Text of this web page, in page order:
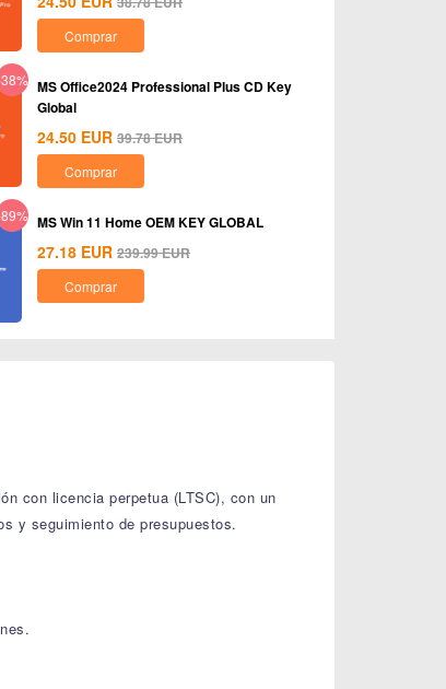
Comprar
MS Office2024 Professional Plus CD Key
Global
24.50 EUR 39.78EUR
Comprar
MS Win 11 Home OEM KEY GLOBAL
27.18 EUR 239.99EUR
Comprar
con licencia perpetua (LTSC), con un
y seguimiento de presupuestos.